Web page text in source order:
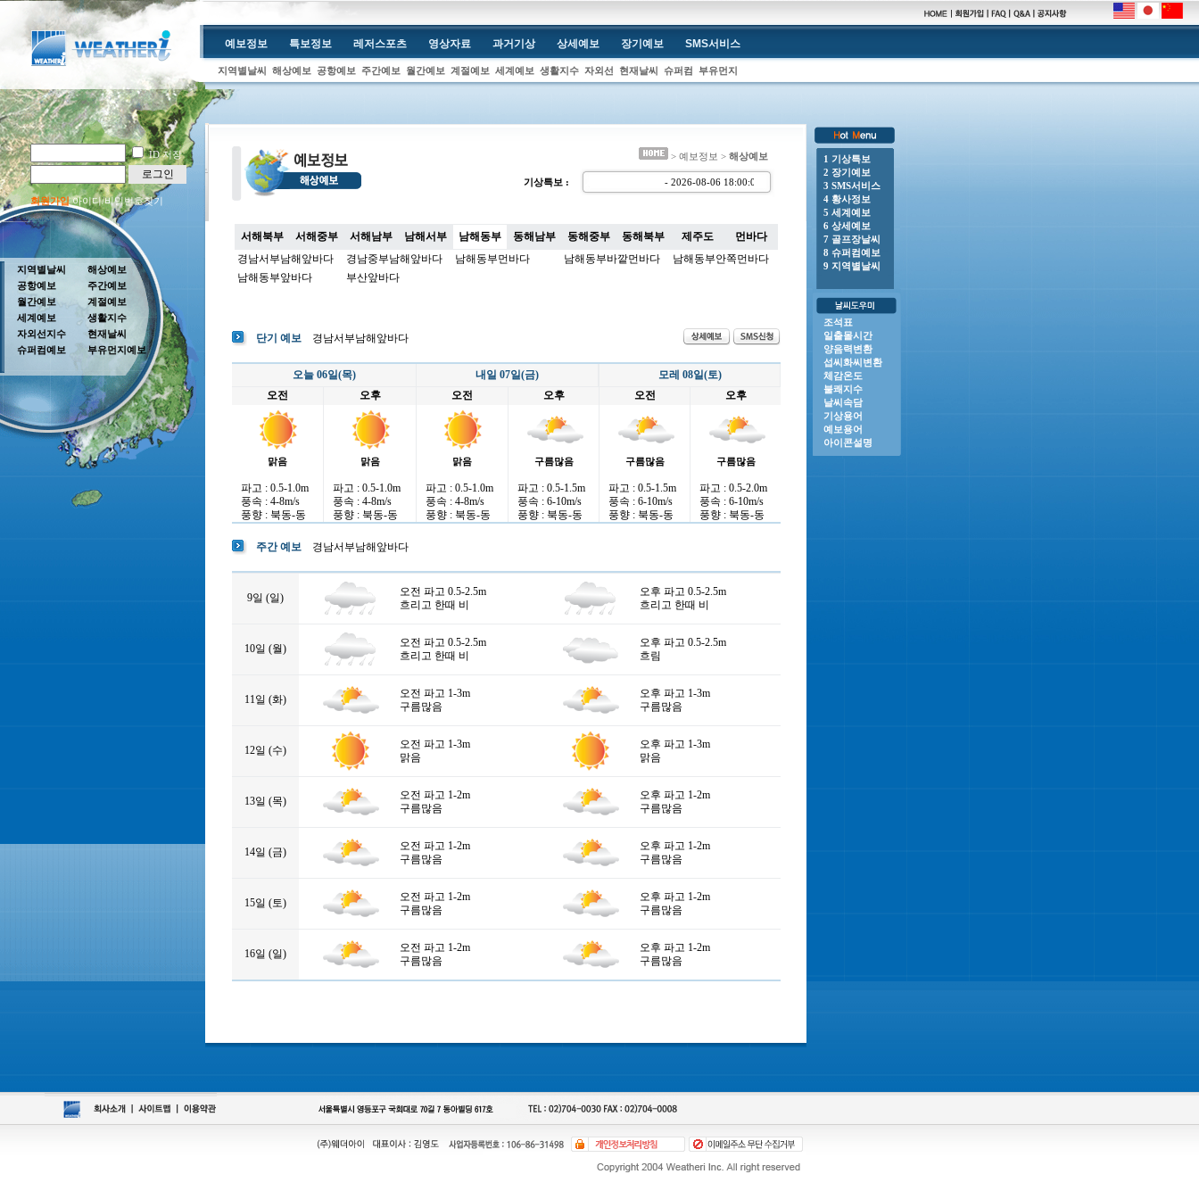
ID 저장
로그인
회원가입아이디/비밀번호찾기
예보정보 특보정보 레저스포츠 영상자료 과거기상 상세예보 장기예보 SMS서비스
지역별날씨 해상예보 공항예보 주간예보 월간예보 계절예보 세계예보 생활지수 자외선 현재날씨 슈퍼컴 부유먼지
> 예보정보 > 해상예보
기상특보 : - 2026-08-06 18:00:00 o 풍랑주의보 : 남해동부바깥먼바다, 제주도남쪽바깥먼바다, 제주도남동쪽안쪽먼바다, 제주도남
지역별날씨
공항예보
월간예보
세계예보
자외선지수
슈퍼컴예보
해상예보
주간예보
계절예보
생활지수
현재날씨
부유먼지예보
서해북부 서해중부 서해남부 남해서부 남해동부 동해남부 동해중부 동해북부 제주도
먼바다
경남서부남해앞바다
경남중부남해앞바다 남해동부먼바다 남해동부바깥먼바다
남해동부안쪽먼바다
남해동부앞바다
부산앞바다
단기 예보 경남서부남해앞바다
오늘 06일(목) 내일 07일(금)
모레 08일(토)
오전
오후 오전 오후 오전 오후
맑음 맑음 맑음 구름많음 구름많음 구름많음
파고 : 0.5-1.0m
풍속 : 4-8m/s
풍향 : 북동-동
파고 : 0.5-1.0m
풍속 : 4-8m/s
풍향 : 북동-동
파고 : 0.5-1.0m
풍속 : 4-8m/s
풍향 : 북동-동
파고 : 0.5-1.5m
풍속 : 6-10m/s
풍향 : 북동-동
파고 : 0.5-1.5m
풍속 : 6-10m/s
풍향 : 북동-동
파고 : 0.5-2.0m
풍속 : 6-10m/s
풍향 : 북동-동
주간 예보 경남서부남해앞바다
9일 (일)
오전 파고 0.5-2.5m
흐리고 한때 비
오후 파고 0.5-2.5m
흐리고 한때 비
10일 (월)
오전 파고 0.5-2.5m
흐리고 한때 비
오후 파고 0.5-2.5m
흐림
11일 (화)
오전 파고 1-3m
구름많음
오후 파고 1-3m
구름많음
12일 (수)
오전 파고 1-3m
맑음
오후 파고 1-3m
맑음
13일 (목)
오전 파고 1-2m
구름많음
오후 파고 1-2m
구름많음
14일 (금)
오전 파고 1-2m
구름많음
오후 파고 1-2m
구름많음
15일 (토)
오전 파고 1-2m
구름많음
오후 파고 1-2m
구름많음
16일 (일)
오전 파고 1-2m
구름많음
오후 파고 1-2m
구름많음
1 기상특보
2 장기예보
3 SMS서비스
4 황사정보
5 세계예보
6 상세예보
7 골프장날씨
8 슈퍼컴예보
9 지역별날씨
조석표
일출몰시간
양음력변환
섭씨화씨변환
체감온도
불쾌지수
날씨속담
기상용어
예보용어
아이콘설명